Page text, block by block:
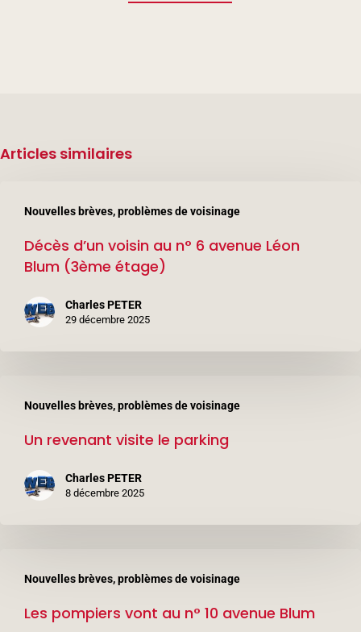
Articles similaires
Nouvelles brèves, problèmes de voisinage
d’un
voisin
Blum
Décès d’un voisin au n° 6 avenue Léon
Blum (3ème étage)
Charles PETER
29 décembre 2025
Nouvelles brèves, problèmes de voisinage
revenant
visite
parking
Un revenant visite le parking
Charles PETER
8 décembre 2025
Nouvelles brèves, problèmes de voisinage
pompiers
vontLes pompiers vont au n° 10 avenue Blum